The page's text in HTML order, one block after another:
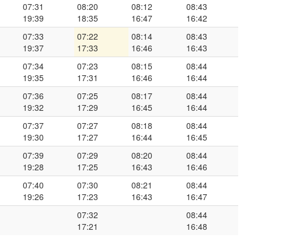
07:31
19:39
08:20
18:35
08:12
16:47
08:43
16:42
07:33
19:37
07:22
17:33
08:14
16:46
08:43
16:43
07:34
19:35
07:23
17:31
08:15
16:46
08:44
16:44
07:36
19:32
07:25
17:29
08:17
16:45
08:44
16:44
07:37
19:30
07:27
17:27
08:18
16:44
08:44
16:45
07:39
19:28
07:29
17:25
08:20
16:43
08:44
16:46
07:40
19:26
07:30
17:23
08:21
16:43
08:44
16:47
07:32
17:21
08:44
16:48